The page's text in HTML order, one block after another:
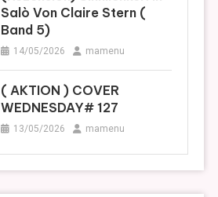
Salò Von Claire Stern (
Band 5)
14/05/2026 mamenu
( AKTION ) COVER
WEDNESDAY# 127
13/05/2026 mamenu